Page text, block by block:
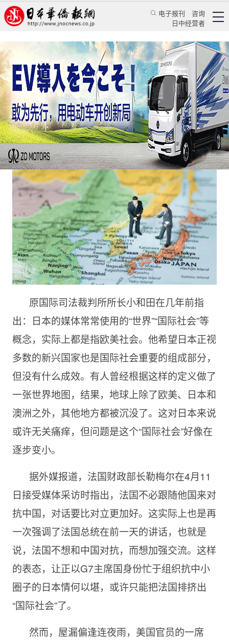
电子报刊
咨询
日中经营者
远亲应该不如近邻
黄亚南 专栏 中日指南针★黄亚南
日本华侨报 2023/4/13 03:07:22
原国际司法裁判所所长小和田在几年前指
出：日本的媒体常常使用的“世界”“国际社会”等
概念，实际上都是指欧美社会。他希望日本正视
多数的新兴国家也是国际社会重要的组成部分，
但没有什么成效。有人曾经根据这样的定义做了
一张世界地图，结果，地球上除了欧美、日本和
澳洲之外，其他地方都被沉没了。这对日本来说
或许无关痛痒，但问题是这个“国际社会”好像在
逐步变小。
据外媒报道，法国财政部长勒梅尔在4月11
日接受媒体采访时指出，法国不必跟随他国来对
抗中国，对话要比对立更加好。这实际上也是再
一次强调了法国总统在前一天的讲话，也就是
说，法国不想和中国对抗，而想加强交流。这样
的表态，让正以G7主席国身份忙于组织抗中小
圈子的日本情何以堪，或许只能把法国排挤出
“国际社会”了。
然而，屋漏偏逢连夜雨，美国官员的一席